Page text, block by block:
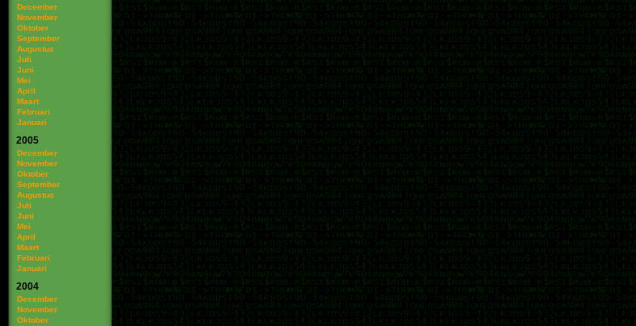
December
November
Oktober
September
Augustus
Juli
Juni
Mei
April
Maart
Februari
Januari
2005
December
November
Oktober
September
Augustus
Juli
Juni
Mei
April
Maart
Februari
Januari
2004
December
November
Oktober